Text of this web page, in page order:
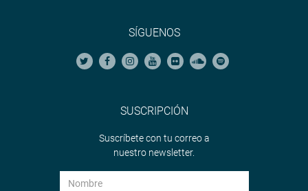
SÍGUENOS
SUSCRIPCIÓN
Suscríbete con tu correo a
nuestro newsletter.